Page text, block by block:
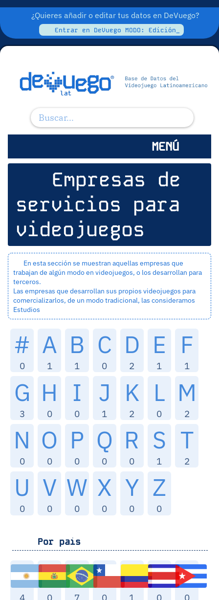
¿Quieres añadir o editar tus datos en DeVuego?
Entrar en DeVuego MODO: Edición_
MENÚ
Empresas de
servicios para
videojuegos
En esta sección se muestran aquellas empresas que
trabajan de algún modo en videojuegos, o los desarrollan para
terceros.
Las empresas que desarrollan sus propios videojuegos para
comercializarlos, de un modo tradicional, las consideramos
Estudios
#
0
A
1
B
1
C
0
D
2
E
1
F
1
G
3
H
0
I
0
J
1
K
2
L
0
M
2
N
0
O
0
P
0
Q
0
R
0
S
1
T
2
U
0
V
0
W
0
X
0
Y
0
Z
0
Por pais
4 0 7 0 1 0 0